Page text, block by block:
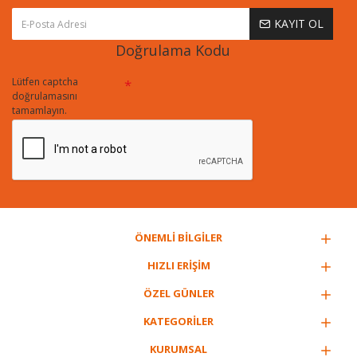
KAYIT OL
Doğrulama Kodu
Lütfen captcha
doğrulamasını
tamamlayın.
ÖNEMLİ BİLGİLER
HIZLI ERİŞİM
ÖZEL GÜNLER
KATEGORİLER
KURUMSAL